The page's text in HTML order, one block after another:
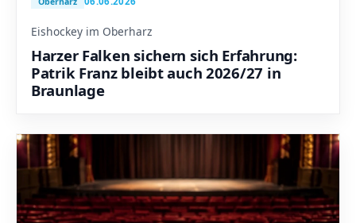
Eishockey im Oberharz
Harzer Falken sichern sich Erfahrung:
Patrik Franz bleibt auch 2026/27 in
Braunlage